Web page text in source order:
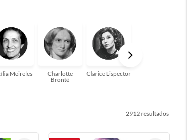
Meireles
Charlotte
Brontë
Clarice Lispector
2912